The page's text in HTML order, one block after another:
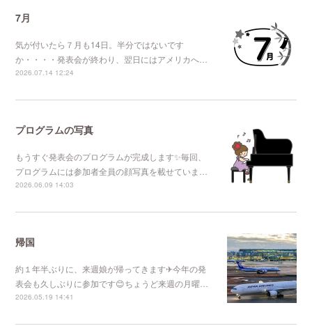
7月
気が付いたら７月も14日。半分ではないです
か・・・・発表会が終わり、翌日にはアメリカへ…
2026.07.14 12:24
プログラムの写真
もうすぐ発表会のプログラムが完成します✨毎回、
プログラムには参加者全員の顔写真を載せていま…
2026.06.09 14:03
帰国
約１年半ぶりに、来週娘が帰ってきます✈今年の発
表会も久しぶりに参加です😊ちょうど来週の月曜…
2026.05.19 14:41